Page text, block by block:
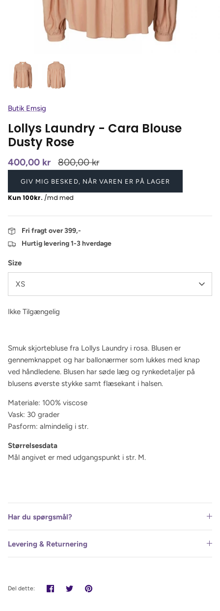
Butik Emsig
Lollys Laundry - Cara Blouse
Dusty Rose
400,00 kr 800,00 kr
GIV MIG BESKED, NÅR VAREN ER PÅ LAGER
Fri fragt over 399,-
Hurtig levering 1-3 hverdage
Size
XS
Ikke Tilgængelig
Smuk skjortebluse fra Lollys Laundry i rosa. Blusen er
gennemknappet og har ballonærmer som lukkes med knap
ved håndledene. Blusen har søde læg og rynkedetaljer på
blusens øverste stykke samt flæsekant i halsen.
Materiale: 100% viscose
Vask: 30 grader
Pasform: almindelig i str.
Størrelsesdata
Mål angivet er med udgangspunkt i str. M.
Har du spørgsmål?
Levering & Returnering
Del dette: Del TweetPin